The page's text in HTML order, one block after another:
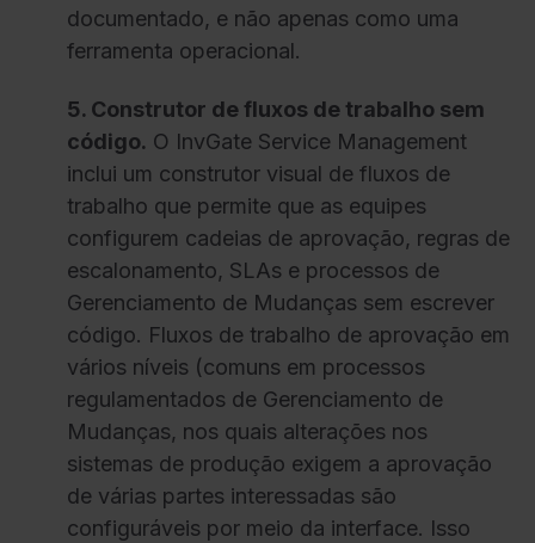
documentado, e não apenas como uma
ferramenta operacional.
5. Construtor de fluxos de trabalho sem
código. O InvGate Service Management
inclui um construtor visual de fluxos de
trabalho que permite que as equipes
configurem cadeias de aprovação, regras de
escalonamento, SLAs e processos de
Gerenciamento de Mudanças sem escrever
código. Fluxos de trabalho de aprovação em
vários níveis (comuns em processos
regulamentados de Gerenciamento de
Mudanças, nos quais alterações nos
sistemas de produção exigem a aprovação
de várias partes interessadas são
configuráveis por meio da interface. Isso